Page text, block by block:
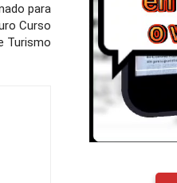
para
Curso
Turismo